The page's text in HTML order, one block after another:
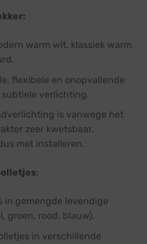
warm wit, klassiek warm
flexibele en onopvallende
subtiele verlichting.
is vanwege het
zeer kwetsbaar.
met installeren.
:
in gemengde levendige
groen, rood, blauw).
in verschillende